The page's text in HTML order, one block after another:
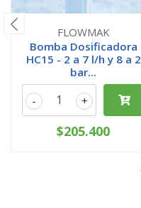
FLOWMAK
Bomba Dosificadora
HC15 - 2 a 7 l/h y 8 a 2
bar...
+
-
$205.400